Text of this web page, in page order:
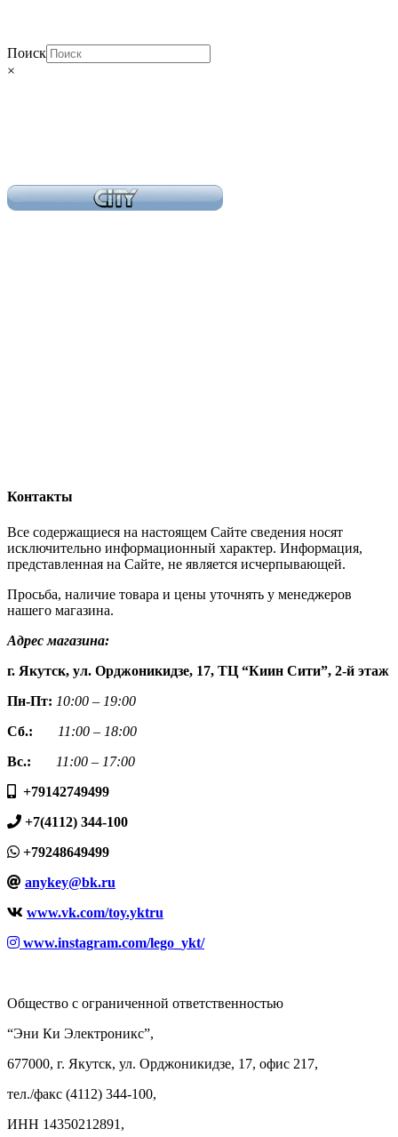
Поиск
×
Контакты
Все содержащиеся на настоящем Сайте сведения носят
исключительно информационный характер. Информация,
представленная на Сайте, не является исчерпывающей.
Просьба, наличие товара и цены уточнять у менеджеров
нашего магазина.
Адрес магазина:
г. Якутск, ул. Орджоникидзе, 17, ТЦ “Киин Сити”, 2-й этаж
Пн-Пт: 10:00 – 19:00
Сб.:
11:00 – 18:00
Вс.:
11:00 – 17:00
+79142749499
+7(4112) 344-100
+79248649499
anykey@bk.ru
www.vk.com/toy.yktru
www.instagram.com/lego_ykt/
Общество с ограниченной ответственностью
“Эни Ки Электроникс”,
677000, г. Якутск, ул. Орджоникидзе, 17, офис 217,
тел./факс (4112) 344-100,
ИНН 14350212891,